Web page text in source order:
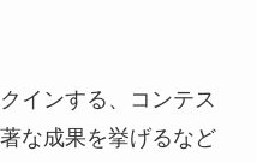
インする、コンテス
な成果を挙げるなど